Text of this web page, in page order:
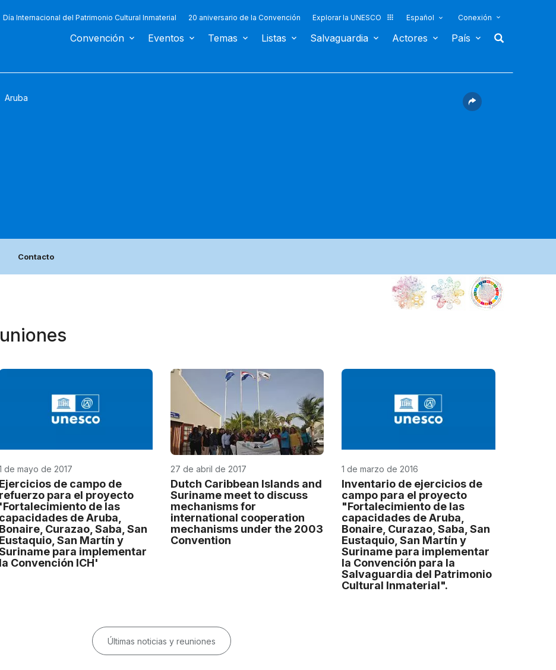
Día Internacional del Patrimonio Cultural Inmaterial 20 aniversario de la Convención Explorar la UNESCO Español Conexión
Convención Eventos Temas Listas Salvaguardia Actores País
Aruba
Contacto
de mayo de 2017
Ejercicios de campo de
refuerzo para el proyecto
'Fortalecimiento de las
capacidades de Aruba,
Bonaire, Curazao, Saba, San
Eustaquio, San Martín y
para implementar
la Convención ICH'
27 de abril de 2017
Dutch Caribbean Islands and
Suriname meet to discuss
mechanisms for
international cooperation
mechanisms under the 2003
Convention
1 de marzo de 2016
Inventario de ejercicios de
campo para el proyecto
"Fortalecimiento de las
capacidades de Aruba,
Bonaire, Curazao, Saba, San
Eustaquio, San Martín y
Suriname para implementar
la Convención para la
Salvaguardia del Patrimonio
Cultural Inmaterial".
Últimas noticias y reuniones